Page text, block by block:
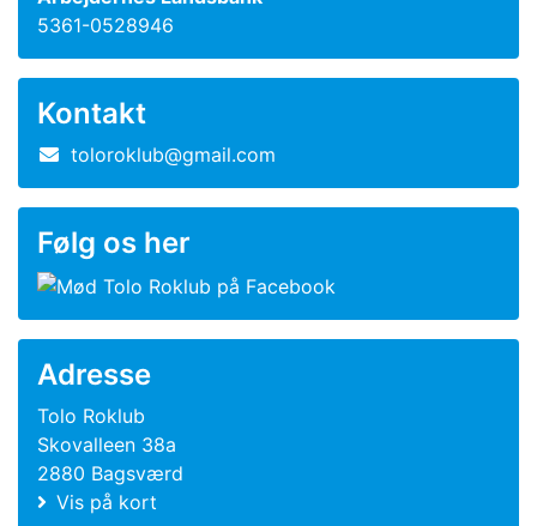
5361-0528946
Kontakt
toloroklub@gmail.com
Følg os her
Adresse
Tolo Roklub
Skovalleen 38a
2880 Bagsværd
Vis på kort